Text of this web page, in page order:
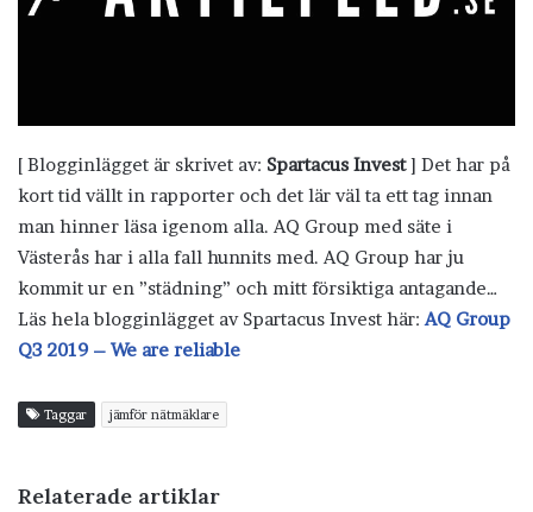
[ Blogginlägget är skrivet av: Spartacus Invest] Det har på
kort tid vällt in rapporter och det lär väl ta ett tag innan
man hinner läsa igenom alla. AQ Group med säte i
Västerås har i alla fall hunnits med. AQ Group har ju
kommit ur en ”städning” och mitt försiktiga antagande…
Läs hela blogginlägget av Spartacus Invest här:AQ Group
Q3 2019 – We are reliable
Taggar jämför nätmäklare
Relaterade artiklar